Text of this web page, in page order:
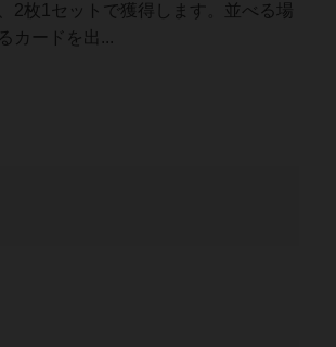
2枚1セットで獲得します。並べる場
カードを出...